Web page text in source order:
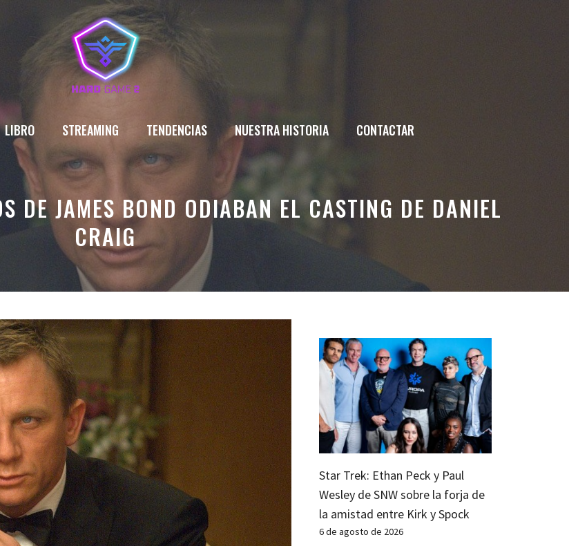
LIBRO STREAMING TENDENCIAS NUESTRA HISTORIA CONTACTAR
DE JAMES BOND ODIABAN EL CASTING DE DANIEL
CRAIG
Star Trek: Ethan Peck y Paul
Wesley de SNW sobre la forja de
la amistad entre Kirk y Spock
6 de agosto de 2026